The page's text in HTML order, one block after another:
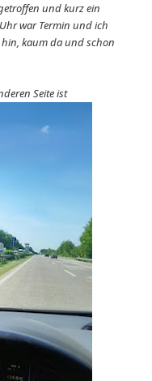
und kurz ein
war Termin und ich
kaum da und schon
Seite ist